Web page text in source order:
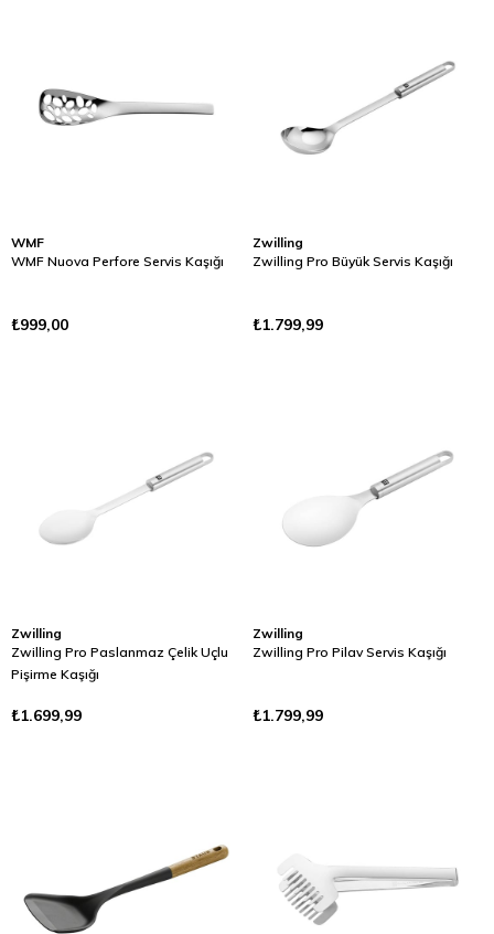
WMF
WMF Nuova Perfore Servis Kaşığı
₺999,00
Zwilling
Zwilling Pro Büyük Servis Kaşığı
₺1.799,99
Zwilling
Zwilling Pro Paslanmaz Çelik Uçlu
Pişirme Kaşığı
₺1.699,99
Zwilling
Zwilling Pro Pilav Servis Kaşığı
₺1.799,99